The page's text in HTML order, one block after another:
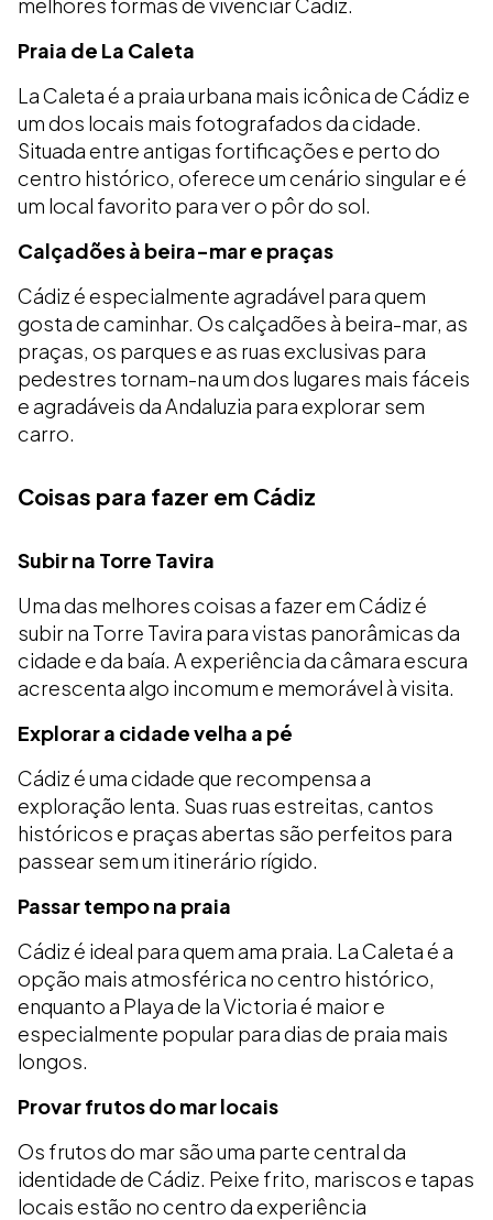
Praia de La Caleta
La Caleta é a praia urbana mais icônica de Cádiz e
um dos locais mais fotografados da cidade.
Situada entre antigas fortificações e perto do
centro histórico, oferece um cenário singular e é
um local favorito para ver o pôr do sol.
Calçadões à beira-mar e praças
Cádiz é especialmente agradável para quem
gosta de caminhar. Os calçadões à beira-mar, as
praças, os parques e as ruas exclusivas para
pedestres tornam-na um dos lugares mais fáceis
e agradáveis da Andaluzia para explorar sem
carro.
Coisas para fazer em Cádiz
Subir na Torre Tavira
Uma das melhores coisas a fazer em Cádiz é
subir na Torre Tavira para vistas panorâmicas da
cidade e da baía. A experiência da câmara escura
acrescenta algo incomum e memorável à visita.
Explorar a cidade velha a pé
Cádiz é uma cidade que recompensa a
exploração lenta. Suas ruas estreitas, cantos
históricos e praças abertas são perfeitos para
passear sem um itinerário rígido.
Passar tempo na praia
Cádiz é ideal para quem ama praia. La Caleta é a
opção mais atmosférica no centro histórico,
enquanto a Playa de la Victoria é maior e
especialmente popular para dias de praia mais
longos.
Provar frutos do mar locais
Os frutos do mar são uma parte central da
identidade de Cádiz. Peixe frito, mariscos e tapas
locais estão no centro da experiência